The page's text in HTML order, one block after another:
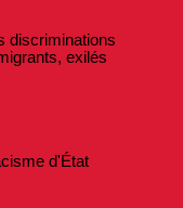
discriminations
exilés
d'État